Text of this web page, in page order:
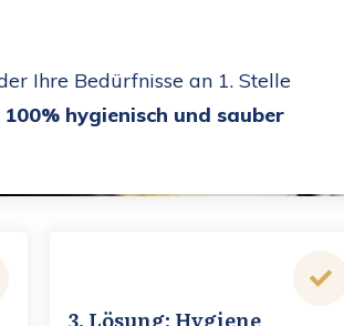
Ihre Bedürfnisse an 1. Stelle
hygienisch und sauber
3. Lösung: Hygiene